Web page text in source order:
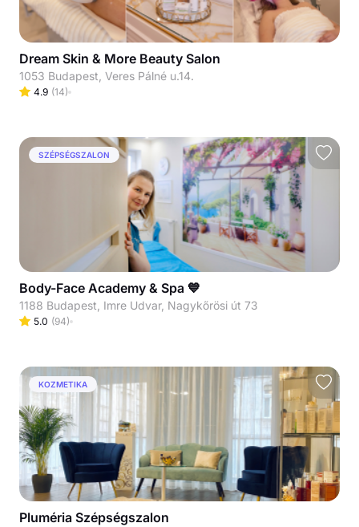
Dream Skin & More Beauty Salon
1053 Budapest, Veres Pálné u.14.
4.9 (14)
SZÉPSÉGSZALON
Body-Face Academy & Spa 💙
1188 Budapest, Imre Udvar, Nagykőrösi út 73
5.0 (94)
KOZMETIKA
Pluméria Szépségszalon